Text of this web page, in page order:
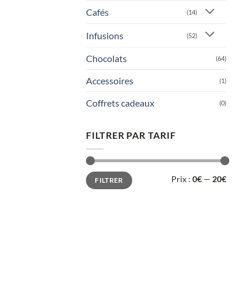
Cafés (14)
Infusions (52)
Chocolats (64)
Accessoires (1)
Coffrets cadeaux (0)
FILTRER PAR TARIF
Prix
min
Prix
maxFILTRER Prix : 0€ — 20€